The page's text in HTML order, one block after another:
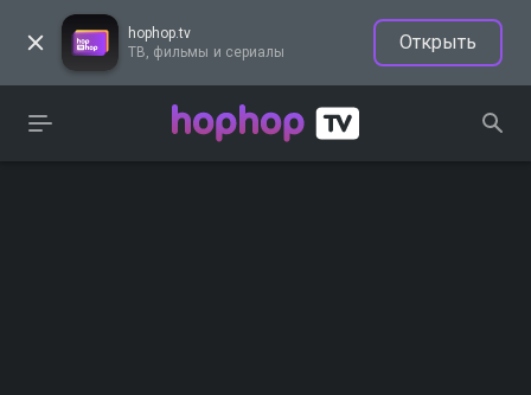
hophop.tv
ТВ, фильмы и сериалы
Открыть